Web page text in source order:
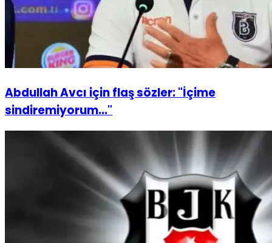
Abdullah Avcı için flaş sözler: "İçime
sindiremiyorum..."